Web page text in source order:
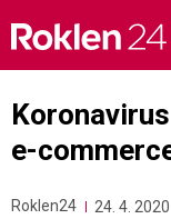
content
e-
Roklen24 24. 4. 2020